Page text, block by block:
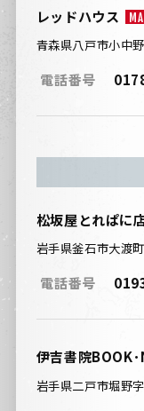
レッドハウス
青森県八戸市小中
電話番号
松坂屋とれぱに
岩手県釜石市大渡
電話番号
伊吉書院BOOK
岩手県二戸市堀野